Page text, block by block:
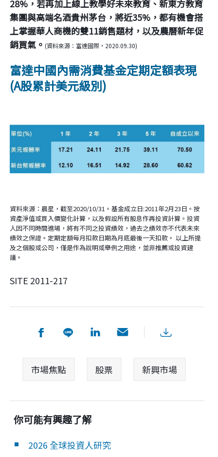
28%，若再加上線上教學好未來教育、新東方教育
集團與高端名酒貴州茅台，將近35%，都有機會搭
上掌握華人商機的雙11銷售題材，以及農曆新年促
銷買氣。 (資料來源：富達國際，2020.09.30)
富達中國內需消費基金定期定額表現
(A股累計美元級別)
資料來源：晨星，截至2020/10/31。基金成立日:2011年2月23日。按
資產淨值或買入價變化計算，以及假設所有股息作再投資計算。投資
人因不同時間進場，將有不同之投資績效，過去之績效亦不代表未來
績效之保證。定期定額每月扣款日期為月底最後一天扣款。 以上所提
及之個股或公司，僅是作為說明或舉例之用途，並非推薦或投資建
議。
SITE 2011-217
市場焦點 股票 新興市場
你可能有興趣了解
2026 全球投資人研究